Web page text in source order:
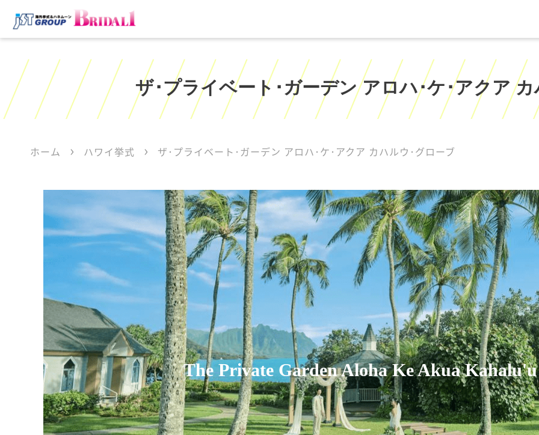
ザ･プライベート･ガーデン アロハ･ケ･アクア
ホーム ハワイ挙式 ザ･プライベート･ガーデン アロハ･ケ･アクア カハルウ･グローブ
The Private Garden Aloha Ke Akua